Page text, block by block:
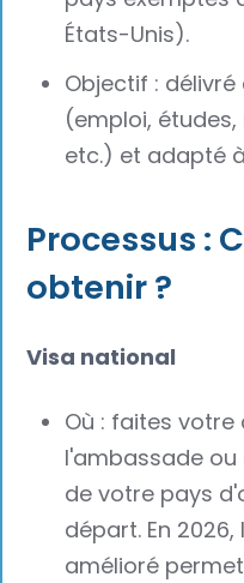
États-Unis).‍
Objectif :
(emploi,
etc.) et adapté
Processus :
obtenir ?
Visa national
Où : faites
l'ambassade
de votre pays
départ. En
amélioré